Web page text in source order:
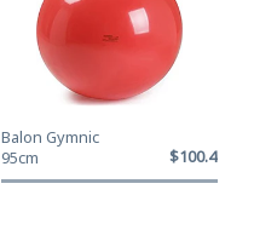
Balon Gymnic
95cm
$100.400